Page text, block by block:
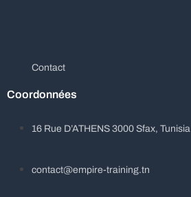
Contact
Coordonnées
16 Rue D’ATHENS 3000 Sfax, Tunisia
contact@empire-training.tn